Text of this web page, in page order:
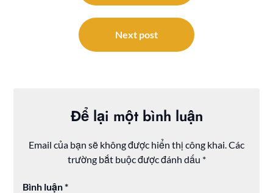
Next post
Để lại một bình luận
Email của bạn sẽ không được hiển thị công khai.Các
trường bắt buộc được đánh dấu *
Bình luận*